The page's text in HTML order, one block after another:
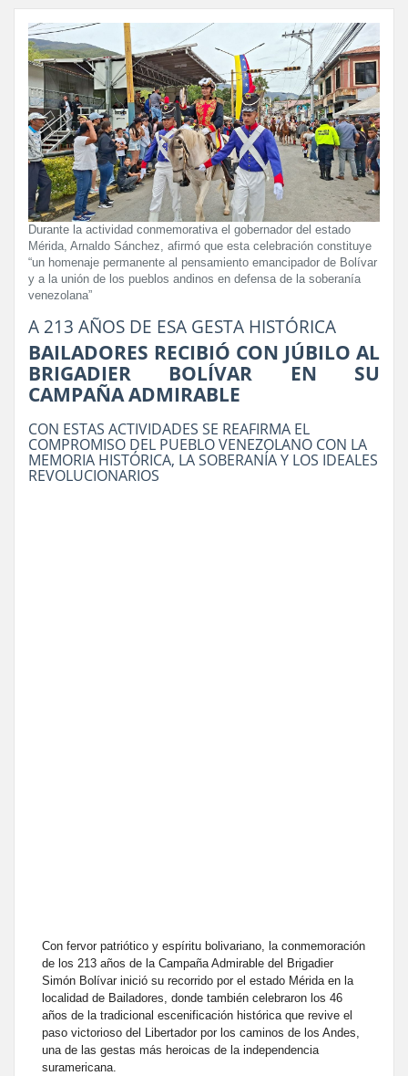
Durante la actividad conmemorativa el gobernador del estado
Mérida, Arnaldo Sánchez, afirmó que esta celebración constituye
“un homenaje permanente al pensamiento emancipador de Bolívar
y a la unión de los pueblos andinos en defensa de la soberanía
venezolana”
A 213 AÑOS DE ESA GESTA HISTÓRICA
BAILADORES RECIBIÓ CON JÚBILO AL
BRIGADIER BOLÍVAR EN SU
CAMPAÑA ADMIRABLE
CON ESTAS ACTIVIDADES SE REAFIRMA EL
COMPROMISO DEL PUEBLO VENEZOLANO CON LA
MEMORIA HISTÓRICA, LA SOBERANÍA Y LOS IDEALES
REVOLUCIONARIOS
Con fervor patriótico y espíritu bolivariano, la conmemoración
de los 213 años de la Campaña Admirable del Brigadier
Simón Bolívar inició su recorrido por el estado Mérida en la
localidad de Bailadores, donde también celebraron los 46
años de la tradicional escenificación histórica que revive el
paso victorioso del Libertador por los caminos de los Andes,
una de las gestas más heroicas de la independencia
suramericana.